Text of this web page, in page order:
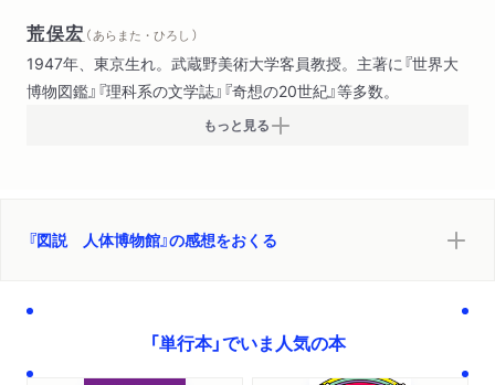
荒俣宏 （ あらまた・ひろし ）
1947年、東京生れ。武蔵野美術大学客員教授。主著に『世界大
博物図鑑』『理科系の文学誌』『奇想の20世紀』等多数。
もっと見る
『図説 人体博物館』の感想をおくる
「単行本」でいま人気の本